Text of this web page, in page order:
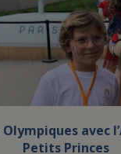
Olympiques avec
Petits Princes